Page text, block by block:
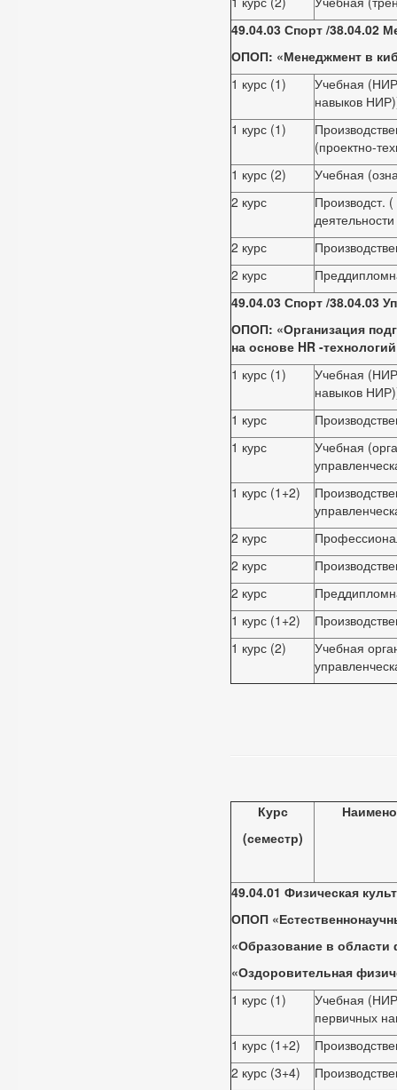
49.04.03 Спорт /38.04.02
ОПОП: «Менеджмент в
1 курс (1)
Учебная
навыков
1 курс (1)
(проектно-
1 курс (2)
Учебная
2 курс
Производст.
деятельности
2 курс
2 курс
49.04.03 Спорт /38.04.03
ОПОП: «Организация
на основе HR -
1 курс (1)
Учебная
навыков
1 курс
1 курс
Учебная
1 курс (1+2)
2 курс
2 курс
2 курс
1 курс (1+2)
1 курс (2)
Учебная
Курс
(семестр)
49.04.01 Физическая
ОПОП
«Образование в области
«Оздоровительная
1 курс (1)
Учебная
первичных
1 курс (1+2)
2 курс (3+4)